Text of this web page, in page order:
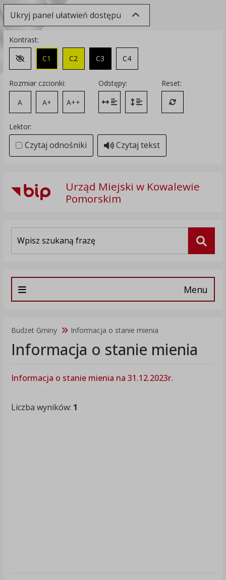
Ukryj panel ułatwień dostępu
Kontrast:
Zmień kontrast na domyślny
C1 C2 C3 C4
Rozmiar czcionki:
A
A+ A++
Odstępy:
Zmień odstęp między literami
Zmień interlinię i margines
Reset:
Przywróć
Lektor:
Czytaj odnośniki Czytaj tekst
Urząd Miejski w Kowalewie
Pomorskim
Menu
Budżet Gminy Informacja o stanie mienia
Informacja o stanie mienia
Informacja o stanie mienia na 31.12.2023r.
Liczba wyników: 1